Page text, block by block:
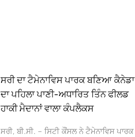
ਸਰੀ ਦਾ ਟੈਮੇਨਾਵਿਸ ਪਾਰਕ ਬਣਿਆ ਕੈਨੇਡਾ
ਦਾ ਪਹਿਲਾ ਪਾਣੀ-ਅਧਾਰਿਤ ਤਿੰਨ ਫੀਲਡ
ਹਾਕੀ ਮੈਦਾਨਾਂ ਵਾਲਾ ਕੰਪਲੈਕਸ
ਸਰੀ, ਬੀ.ਸੀ. – ਸਿਟੀ ਕੌਂਸਲ ਨੇ ਟੈਮੇਨਾਵਿਸ ਪਾਰਕ